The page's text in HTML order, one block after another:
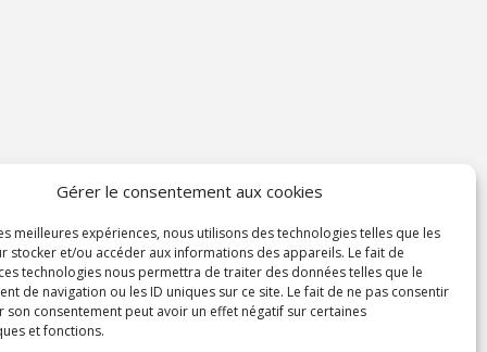
Gérer le consentement aux cookies
meilleures expériences, nous utilisons des technologies telles que les
stocker et/ou accéder aux informations des appareils. Le fait de
technologies nous permettra de traiter des données telles que le
de navigation ou les ID uniques sur ce site. Le fait de ne pas consentir
son consentement peut avoir un effet négatif sur certaines
et fonctions.